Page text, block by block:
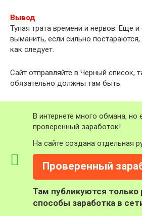
Вывод
Тупая трата времени и нервов. Еще
выманить, если сильно
как следует.
Сайт отправляйте в Черный список,
обязательно должны там быть.
В интернете много обмана, но
проверенный заработок!
На сайте создана отдельная
Проверенный
Там публикуются только
способы заработка в